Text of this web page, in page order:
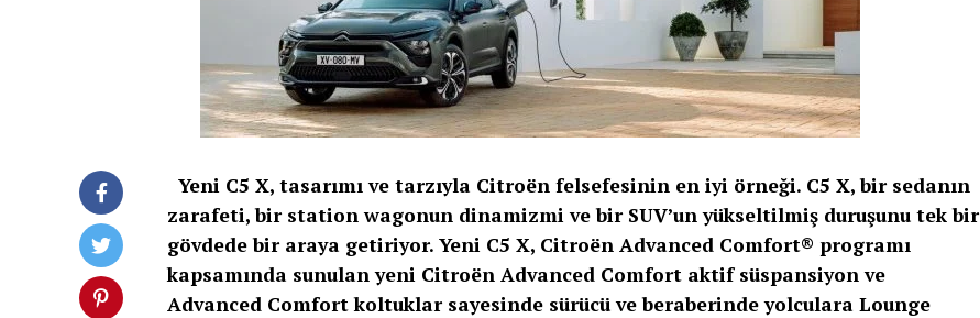
Yeni C5 X, tasarımı ve tarzıyla Citroën felsefesinin en iyi örneği. C5 X, bir sedanın
zarafeti, bir station wagonun dinamizmi ve bir SUV’un yükseltilmiş duruşunu tek bir
gövdede bir araya getiriyor. Yeni C5 X, Citroën Advanced Comfort® programı
kapsamında sunulan yeni Citroën Advanced Comfort aktif süspansiyon ve
Advanced Comfort koltuklar sayesinde sürücü ve beraberinde yolculara Lounge